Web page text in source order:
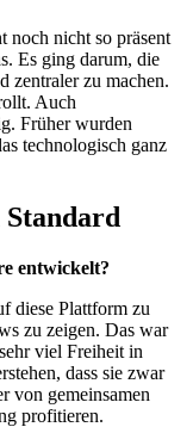
noch nicht so präsent
Es ging darum, die
zentraler zu machen.
Auch
Früher wurden
technologisch ganz
entwickelt?
diese Plattform zu
zu zeigen. Das war
viel Freiheit in
dass sie zwar
von gemeinsamen
profitieren.